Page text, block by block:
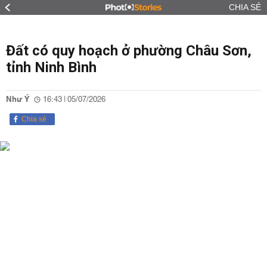
CHIA SẺ
Đất có quy hoạch ở phường Châu Sơn,
tỉnh Ninh Bình
Như Ý 16:43 | 05/07/2026
Chia sẻ